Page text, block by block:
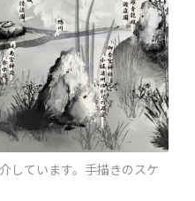
しています。手描きのスケ